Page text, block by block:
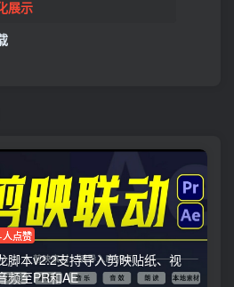
展示
点赞
脚本v2.2支持导入剪映贴纸、视
频至PR和AE